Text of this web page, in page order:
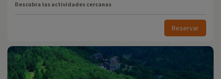
Descubra las actividades cercanas
Reservar